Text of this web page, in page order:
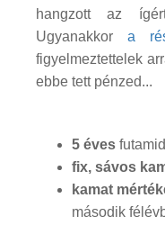
hangzott az
Ugyanakkora
figyelmeztettelek
ebbe tett pénzed...
5 éves
fix, sávos
kamat
második